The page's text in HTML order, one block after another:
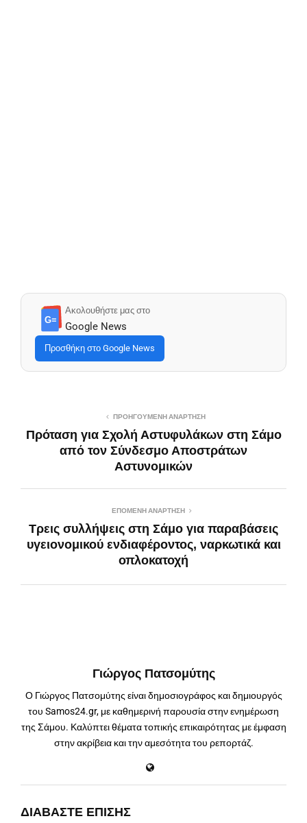
G≡
Ακολουθήστε μας στο
Google News
Προσθήκη στο Google News
ΠΡΟΗΓΟΎΜΕΝΗ ΑΝΆΡΤΗΣΗ
Πρόταση για Σχολή Αστυφυλάκων στη Σάμο
από τον Σύνδεσμο Αποστράτων
Αστυνομικών
ΕΠΌΜΕΝΗ ΑΝΆΡΤΗΣΗ
Τρεις συλλήψεις στη Σάμο για παραβάσεις
υγειονομικού ενδιαφέροντος, ναρκωτικά και
οπλοκατοχή
Γιώργος Πατσομύτης
Ο Γιώργος Πατσομύτης είναι δημοσιογράφος και δημιουργός
του Samos24.gr, με καθημερινή παρουσία στην ενημέρωση
της Σάμου. Καλύπτει θέματα τοπικής επικαιρότητας με έμφαση
στην ακρίβεια και την αμεσότητα του ρεπορτάζ.
ΔΙΑΒΆΣΤΕ ΕΠΊΣΗΣ